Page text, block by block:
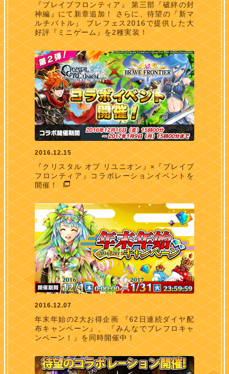
『ブレイブフロンティア』 第三部『破絆の封
神編』にて新章追加！ さらに、待望の『新マ
ルチバトル』 ブレフェス2016で提供した大
好評『ミニゲーム』を2種実装！
2016.12.15
『クリスタル オブ リユニオン』×『ブレイブ
フロンティア』コラボレーションイベントを
開催！
2016.12.07
年末年始の2大お得企画 『62日連続ダイヤ配
布キャンペーン』、 『みんなでブレフロキャ
ンペーン！』を同時開催中！